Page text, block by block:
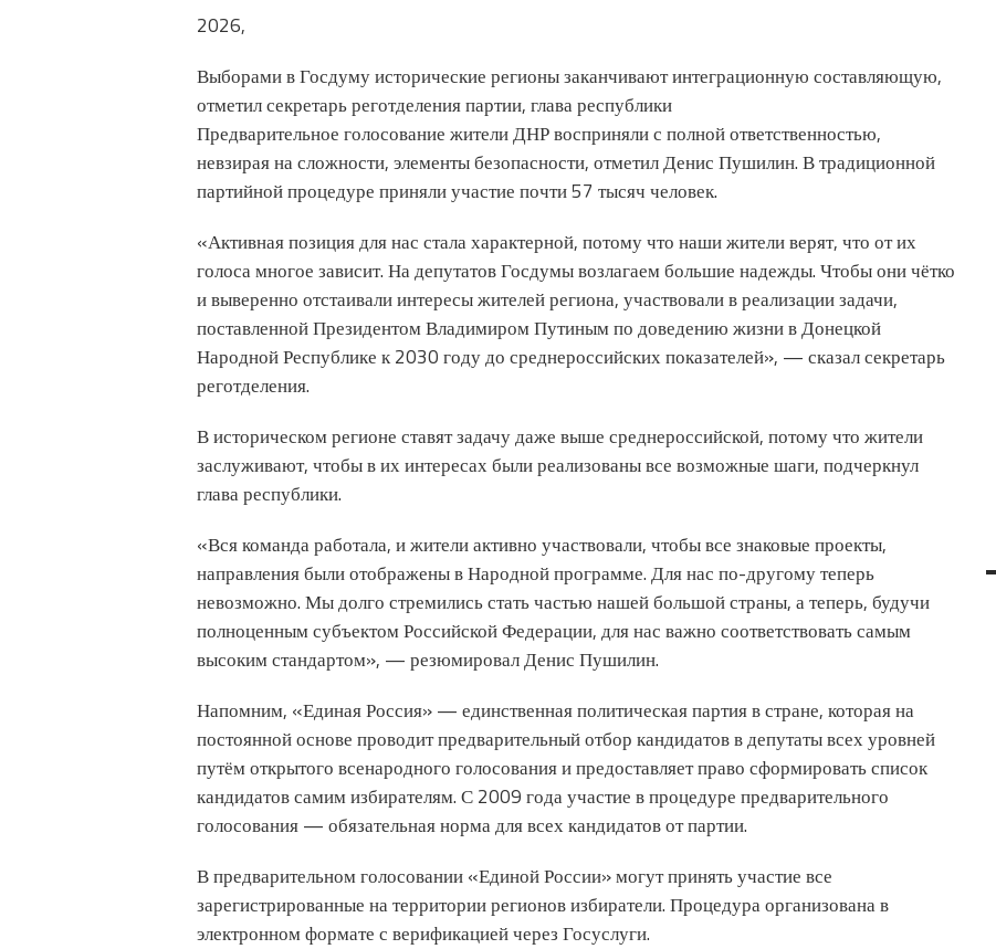
2026,
Выборами в Госдуму исторические регионы заканчивают интеграционную составляющую,
отметил секретарь реготделения партии, глава республики
Предварительное голосование жители ДНР восприняли с полной ответственностью,
невзирая на сложности, элементы безопасности, отметил Денис Пушилин. В традиционной
партийной процедуре приняли участие почти 57 тысяч человек.
«Активная позиция для нас стала характерной, потому что наши жители верят, что от их
голоса многое зависит. На депутатов Госдумы возлагаем большие надежды. Чтобы они чётко
и выверенно отстаивали интересы жителей региона, участвовали в реализации задачи,
поставленной Президентом Владимиром Путиным по доведению жизни в Донецкой
Народной Республике к 2030 году до среднероссийских показателей», — сказал секретарь
реготделения.
В историческом регионе ставят задачу даже выше среднероссийской, потому что жители
заслуживают, чтобы в их интересах были реализованы все возможные шаги, подчеркнул
глава республики.
«Вся команда работала, и жители активно участвовали, чтобы все знаковые проекты,
направления были отображены в Народной программе. Для нас по-другому теперь
невозможно. Мы долго стремились стать частью нашей большой страны, а теперь, будучи
полноценным субъектом Российской Федерации, для нас важно соответствовать самым
высоким стандартом», — резюмировал Денис Пушилин.
Напомним, «Единая Россия» — единственная политическая партия в стране, которая на
постоянной основе проводит предварительный отбор кандидатов в депутаты всех уровней
путём открытого всенародного голосования и предоставляет право сформировать список
кандидатов самим избирателям. С 2009 года участие в процедуре предварительного
голосования — обязательная норма для всех кандидатов от партии.
В предварительном голосовании «Единой России» могут принять участие все
зарегистрированные на территории регионов избиратели. Процедура организована в
электронном формате с верификацией через Госуслуги.